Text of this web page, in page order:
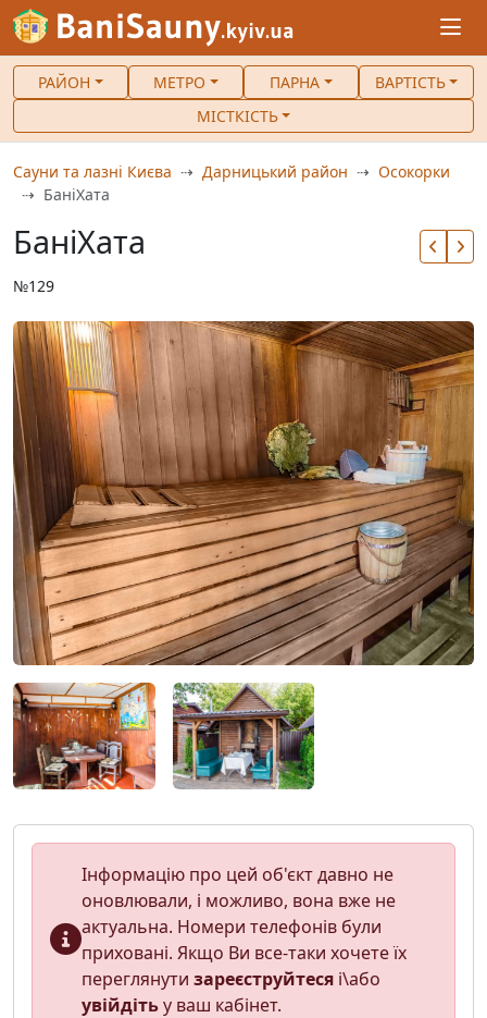
РАЙОН МЕТРО ПАРНА
ВАРТІСТЬ
МІСТКІСТЬ
Сауни та лазні Києва Дарницький район
Осокорки
БаніХата
БаніХата
№129
Інформацію про цей об'єкт давно не
оновлювали, і можливо, вона вже не
актуальна. Номери телефонів були
приховані. Якщо Ви все-таки хочете їх
переглянути зареєструйтеся і\або
увійдітьу ваш кабінет.